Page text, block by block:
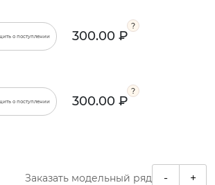
о поступлении 300.00 ₽
о поступлении 300.00 ₽
Заказать модельный ряд - +